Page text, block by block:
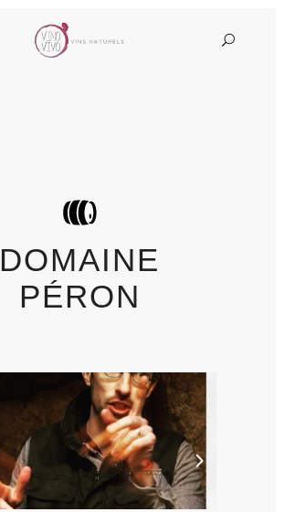
DOMAINE
PÉRON